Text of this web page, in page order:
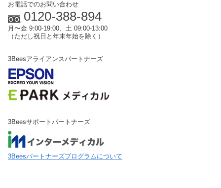
お電話でのお問い合わせ
0120-388-894
月〜金 9:00-19:00、土 09:00-13:00
（ただし祝日と年末年始を除く）
3Beesアライアンスパートナーズ
3Beesサポートパートナーズ
3Beesパートナーズプログラムについて